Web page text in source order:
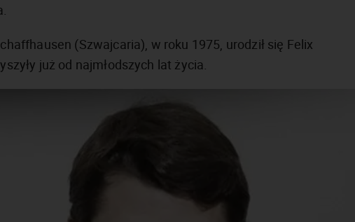
(Szwajcaria), w roku 1975, urodził się Felix
już od najmłodszych lat życia.